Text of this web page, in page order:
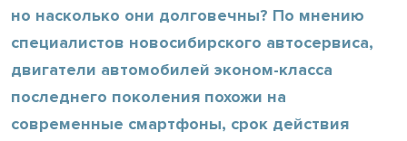
но насколько они долговечны? По мнению
специалистов новосибирского автосервиса,
двигатели автомобилей эконом-класса
последнего поколения похожи на
современные смартфоны, срок действия